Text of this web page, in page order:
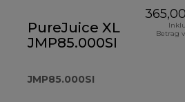
PureJuice XL
JMP85.000SI
JMP85.000SI
Betrag